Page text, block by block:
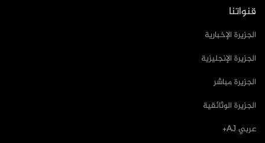
قنواتنا
الجزيرة الإخبارية
الجزيرة الإنجليزية
الجزيرة مباشر
الجزيرة الوثائقية
عربي AJ+